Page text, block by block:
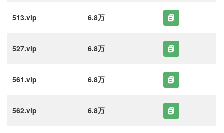
513.vip 6.8万
527.vip 6.8万
561.vip 6.8万
562.vip 6.8万